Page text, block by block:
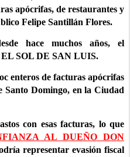
apócrifas, de restaurantes y
Felipe Santillán Flores.
hace muchos años, el
SOL DE SAN LUIS.
enteros de facturas apócrifas
Santo Domingo, en la Ciudad
con esas facturas, lo que
AL DUEÑO DON
representar evasión fiscal